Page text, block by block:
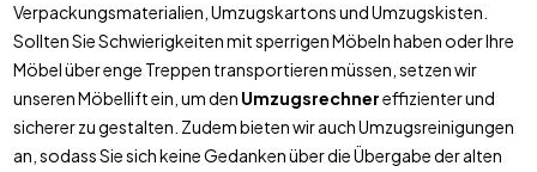
Verpackungsmaterialien, Umzugskartons und Umzugskisten.
Sollten Sie Schwierigkeiten mit sperrigen Möbeln haben oder Ihre
Möbel über enge Treppen transportieren müssen, setzen wir
unseren Möbellift ein, um den Umzugsrechnereffizienter und
sicherer zu gestalten. Zudem bieten wir auch Umzugsreinigungen
an, sodass Sie sich keine Gedanken über die Übergabe der alten